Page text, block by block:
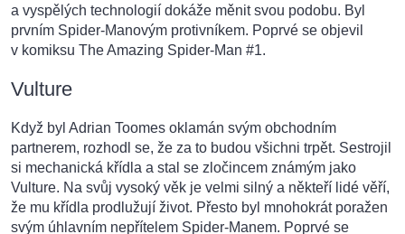
a vyspělých technologií dokáže měnit svou podobu. Byl
prvním Spider-Manovým protivníkem. Poprvé se objevil
v komiksu The Amazing Spider-Man #1.
Vulture
Když byl Adrian Toomes oklamán svým obchodním
partnerem, rozhodl se, že za to budou všichni trpět. Sestrojil
si mechanická křídla a stal se zločincem známým jako
Vulture. Na svůj vysoký věk je velmi silný a někteří lidé věří,
že mu křídla prodlužují život. Přesto byl mnohokrát poražen
svým úhlavním nepřítelem Spider-Manem. Poprvé se